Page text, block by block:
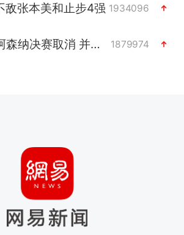
张本美和止步4强 1934096
国足U17与阿森纳决赛取消 并列冠军 1879974